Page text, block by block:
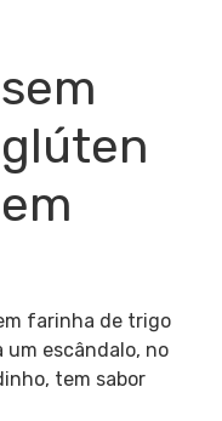
farinha de trigo
escândalo, no
tem sabor